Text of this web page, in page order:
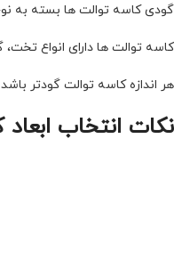
گودی کاسه توالت ها بسته به نوع آنها متفاوت
کاسه توالت ها دارای انواع
هر اندازه کاسه توالت گودتر
نکات انتخاب